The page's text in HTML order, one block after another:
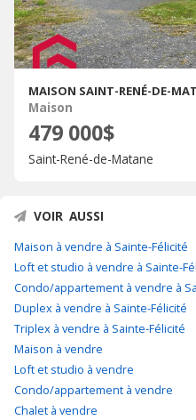
MAISON SAINT-RENÉ-DE-
Maison
479 000$
Saint-René-de-Matane
VOIR AUSSI
Maison à vendre à Sainte-Félicité
Loft et studio à vendre à Sainte-
Condo/appartement à vendre à
Duplex à vendre à Sainte-Félicité
Triplex à vendre à Sainte-Félicité
Maison à vendre
Loft et studio à vendre
Condo/appartement à vendre
Chalet à vendre